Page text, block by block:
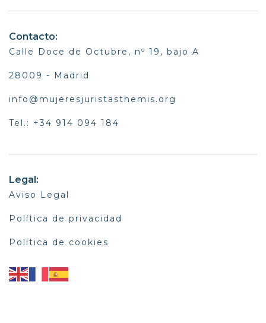
Contacto:
Calle Doce de Octubre, nº 19, bajo A
28009 - Madrid
info@mujeresjuristasthemis.org
Tel.: +34 914 094 184
Legal:
Aviso Legal
Política de privacidad
Política de cookies